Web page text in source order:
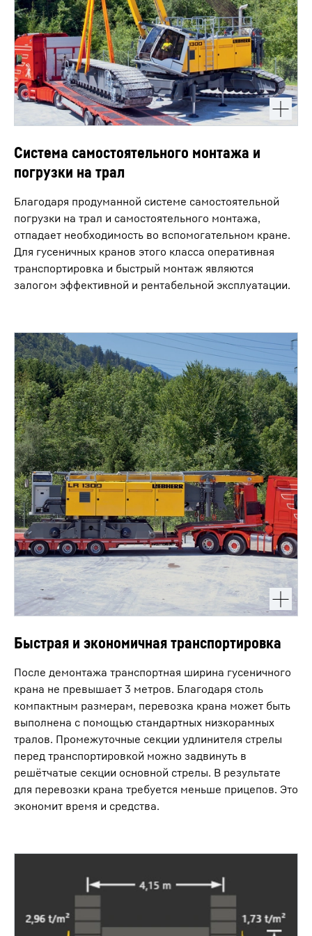
Система самостоятельного монтажа и
погрузки на трал
Благодаря продуманной системе самостоятельной
погрузки на трал и самостоятельного монтажа,
отпадает необходимость во вспомогательном кране.
Для гусеничных кранов этого класса оперативная
транспортировка и быстрый монтаж являются
залогом эффективной и рентабельной эксплуатации.
Быстрая и экономичная транспортировка
После демонтажа транспортная ширина гусеничного
крана не превышает 3 метров. Благодаря столь
компактным размерам, перевозка крана может быть
выполнена с помощью стандартных низкорамных
тралов. Промежуточные секции удлинителя стрелы
перед транспортировкой можно задвинуть в
решётчатые секции основной стрелы. В результате
для перевозки крана требуется меньше прицепов. Это
экономит время и средства.